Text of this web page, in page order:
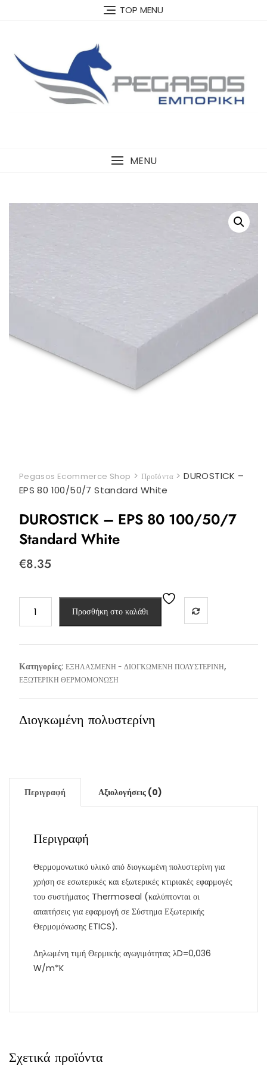
TOP MENU
MENU
Pegasos Ecommerce Shop > Προϊόντα>DUROSTICK –
EPS 80 100/50/7 Standard White
DUROSTICK – EPS 80 100/50/7
Standard White
€8.35
80
100/50/7
Standard
Προσθήκη στο καλάθι
Κατηγορίες: ΕΞΗΛΑΣΜΕΝΗ - ΔΙΟΓΚΩΜΕΝΗ ΠΟΛΥΣΤΕΡΙΝΗ,
ΕΞΩΤΕΡΙΚΗ ΘΕΡΜΟΜΟΝΩΣΗ
Διογκωμένη πολυστερίνη
Περιγραφή Αξιολογήσεις (0)
Περιγραφή
Θερμομονωτικό υλικό από διογκωμένη πολυστερίνη για
χρήση σε εσωτερικές και εξωτερικές κτιριακές εφαρμογές
του συστήματος Thermoseal (καλύπτονται οι
απαιτήσεις για εφαρμογή σε Σύστημα Εξωτερικής
Θερμομόνωσης ETICS).
Δηλωμένη τιμή Θερμικής αγωγιμότητας λD=0,036
W/m*K
Σχετικά προϊόντα